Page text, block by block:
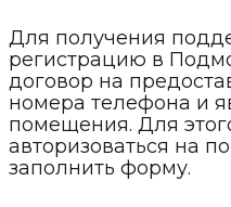
Для получения
регистрацию в
договор на
номера телефона и
помещения. Для
авторизоваться на
заполнить форму.